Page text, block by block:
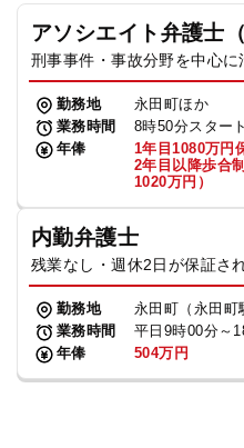
アソシエイト弁護士
刑事事件・事故分野を中心に
勤務地
永田町ほか
業務時間
8時50分スタート
年俸
1年目1080万円
2年目以降歩合
1020万円）
内勤弁護士
残業なし・週休2日が保証さ
勤務地
永田町（永田町
業務時間
平日9時00分～
年俸
504万円